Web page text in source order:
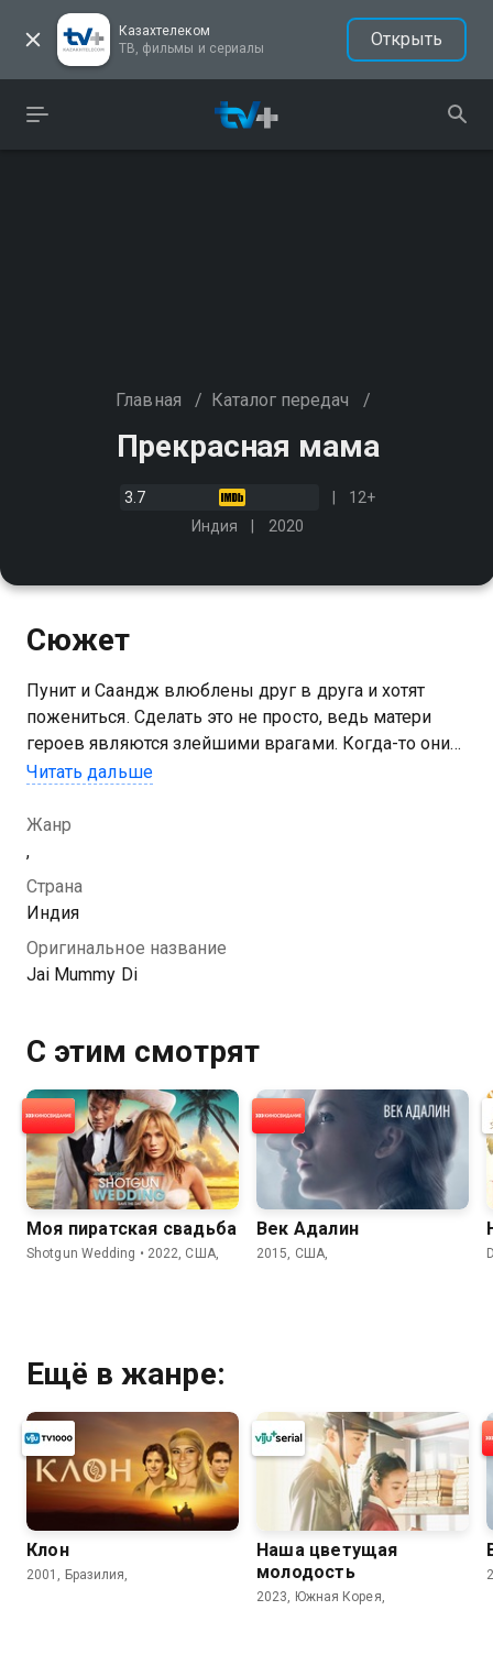
Казахтелеком
ТВ, фильмы и сериалы
Открыть
Главная / Каталог передач /
Прекрасная мама
3.7
12+
Индия
2020
Сюжет
Пунит и Саандж влюблены друг в друга и хотят
пожениться. Сделать это не просто, ведь матери
героев являются злейшими врагами. Когда-то они
были лучшими подругами, но после неприятных
друга
Читать дальше
Жанр
,
Страна
Индия
Оригинальное название
Jai Mummy Di
С этим смотрят
Моя пиратская свадьба
Shotgun Wedding • 2022, США,
Век Адалин
2015, США,
Ещё в жанре:
Клон
2001, Бразилия,
Наша цветущая
молодость
2023, Южная Корея,